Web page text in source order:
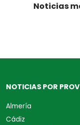
Noticias
NOTICIAS POR
Almería
Cádiz